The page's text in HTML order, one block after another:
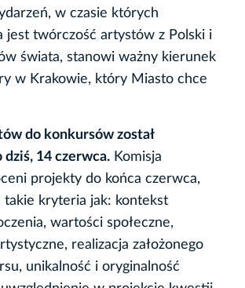
w czasie których
jest twórczość artystów z Polski i
świata, stanowi ważny kierunek
w Krakowie, który Miasto chce
do konkursów został
dziś, 14 czerwca. Komisja
projekty do końca czerwca,
takie kryteria jak: kontekst
wartości społeczne,
realizacja założonego
unikalność i oryginalność